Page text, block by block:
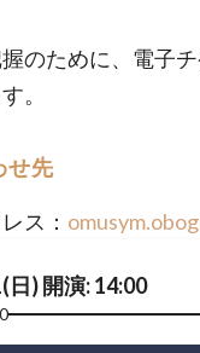
のために、電子
。
せ先
ス：
) 開演: 14:00